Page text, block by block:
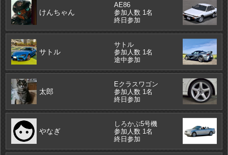
けんちゃん
AE86
参加人数 1名
終日参加
サトル
サトル
参加人数 1名
途中参加
太郎
Eクラスワゴン
参加人数 1名
終日参加
やなぎ
しろかぶ5号機
参加人数 1名
終日参加